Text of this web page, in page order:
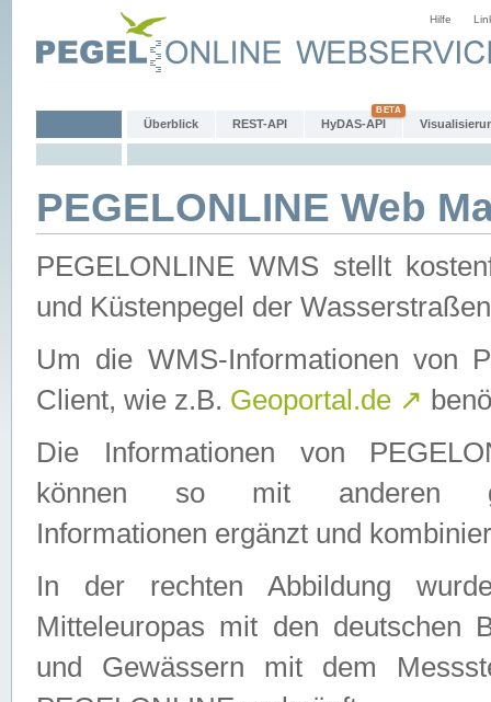
Hilfe
Überblick REST-API HyDAS-API
PEGELONLINE Web
PEGELONLINE WMS stellt
und Küstenpegel der
Um die WMS-Informationen von
Client, wie z.B. Geoportal.de ↗
Die Informationen von
können so mit anderen
Informationen ergänzt und
In der rechten Abbildung
Mitteleuropas mit den deutschen
und Gewässern mit dem